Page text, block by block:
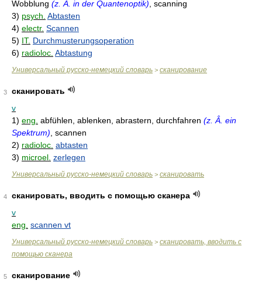
Wobblung (z. Â. in der Quantenoptik) , scanning
3) psych. Abtasten
4) electr. Scannen
5) IT. Durchmusterungsoperation
6) radioloc. Abtastung
Универсальный русско-немецкий словарь > сканирование
3
сканировать
v
1) eng. abfühlen, ablenken, abrastern, durchfahren (z. Â. ein
Spektrum) , scannen
2) radioloc. abtasten
3) microel. zerlegen
Универсальный русско-немецкий словарь > сканировать
4
сканировать, вводить с помощью сканера
v
eng. scannen vt
Универсальный русско-немецкий словарь > сканировать, вводить с
помощью сканера
5
сканирование